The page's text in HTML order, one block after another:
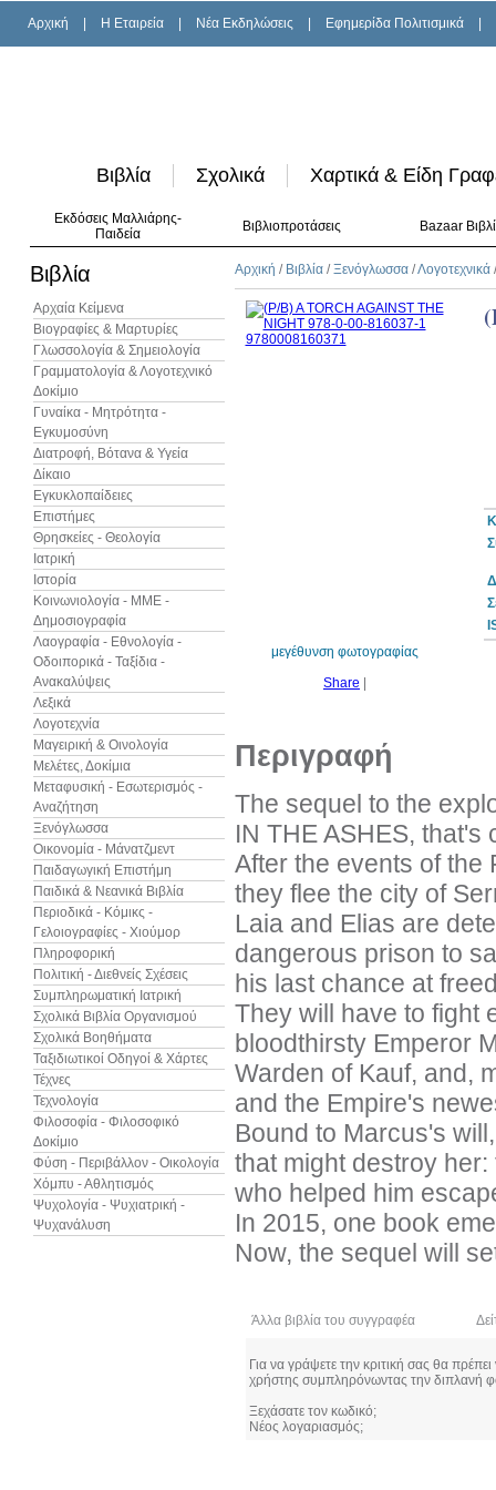
Αρχική H Εταιρεία Νέα Εκδηλώσεις Εφημερίδα Πολιτισμικά
Βιβλία Σχολικά Χαρτικά & Είδη
Εκδόσεις Μαλλιάρης-
Παιδεία
Βιβλιοπροτάσεις Bazaar
Βιβλία
Αρχαία Κείμενα
Βιογραφίες & Μαρτυρίες
Γλωσσολογία & Σημειολογία
Γραμματολογία & Λογοτεχνικό
Δοκίμιο
Γυναίκα - Μητρότητα -
Εγκυμοσύνη
Διατροφή, Βότανα & Υγεία
Δίκαιο
Εγκυκλοπαίδειες
Επιστήμες
Θρησκείες - Θεολογία
Ιατρική
Ιστορία
Κοινωνιολογία - ΜΜΕ -
Δημοσιογραφία
Λαογραφία - Εθνολογία -
Οδοιπορικά - Ταξίδια -
Ανακαλύψεις
Λεξικά
Λογοτεχνία
Μαγειρική & Οινολογία
Μελέτες, Δοκίμια
Μεταφυσική - Εσωτερισμός -
Αναζήτηση
Ξενόγλωσσα
Οικονομία - Μάνατζμεντ
Παιδαγωγική Επιστήμη
Παιδικά & Νεανικά Βιβλία
Περιοδικά - Κόμικς -
Γελοιογραφίες - Χιούμορ
Πληροφορική
Πολιτική - Διεθνείς Σχέσεις
Συμπληρωματική Ιατρική
Σχολικά Βιβλία Οργανισμού
Σχολικά Βοηθήματα
Ταξιδιωτικοί Οδηγοί & Χάρτες
Τέχνες
Τεχνολογία
Φιλοσοφία - Φιλοσοφικό
Δοκίμιο
Φύση - Περιβάλλον - Οικολογία
Χόμπυ - Αθλητισμός
Ψυχολογία - Ψυχιατρική -
Ψυχανάλυση
Αρχική / Βιβλία /Ξενόγλωσσα /Λογοτεχνικά
μεγέθυνση φωτογραφίας
Share
Περιγραφή
The sequel to the
IN THE ASHES,
After the events of the
they flee the city of
Laia and Elias are
dangerous prison to
his last chance at
They will have to fight
bloodthirsty Emperor
Warden of Kauf, and,
and the Empire's
Bound to Marcus's
that might destroy
who helped him
In 2015, one book
Now, the sequel will
Άλλα βιβλία του συγγραφέα
Για να γράψετε την κριτική σας θα
χρήστης συμπληρόνωντας την διπλανή
Ξεχάσατε τον κωδικό;
Νέος λογαριασμός;